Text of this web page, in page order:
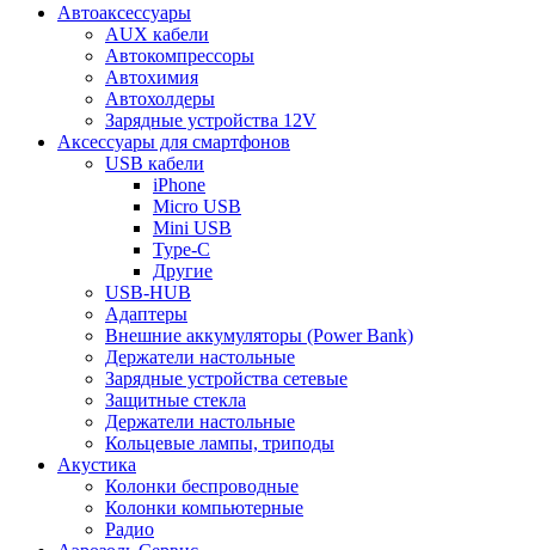
Автоаксессуары
AUX кабели
Автокомпрессоры
Автохимия
Автохолдеры
Зарядные устройства 12V
Аксессуары для смартфонов
USB кабели
iPhone
Micro USB
Mini USB
Type-C
Другие
USB-HUB
Адаптеры
Внешние аккумуляторы (Power Bank)
Держатели настольные
Зарядные устройства сетевые
Защитные стекла
Держатели настольные
Кольцевые лампы, триподы
Акустика
Колонки беспроводные
Колонки компьютерные
Радио